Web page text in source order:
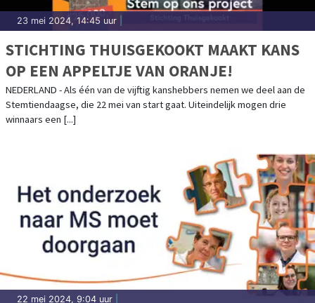
23 mei 2024, 14:45 uur
STICHTING THUISGEKOOKT MAAKT KANS
OP EEN APPELTJE VAN ORANJE!
NEDERLAND - Als één van de vijftig kanshebbers nemen we deel aan de
Stemtiendaagse, die 22 mei van start gaat. Uiteindelijk mogen drie
winnaars een [...]
22 mei 2024, 9:04 uur